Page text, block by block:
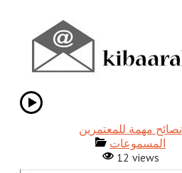
نصائح مهمة للمعتمرين
المسموعات
12 views